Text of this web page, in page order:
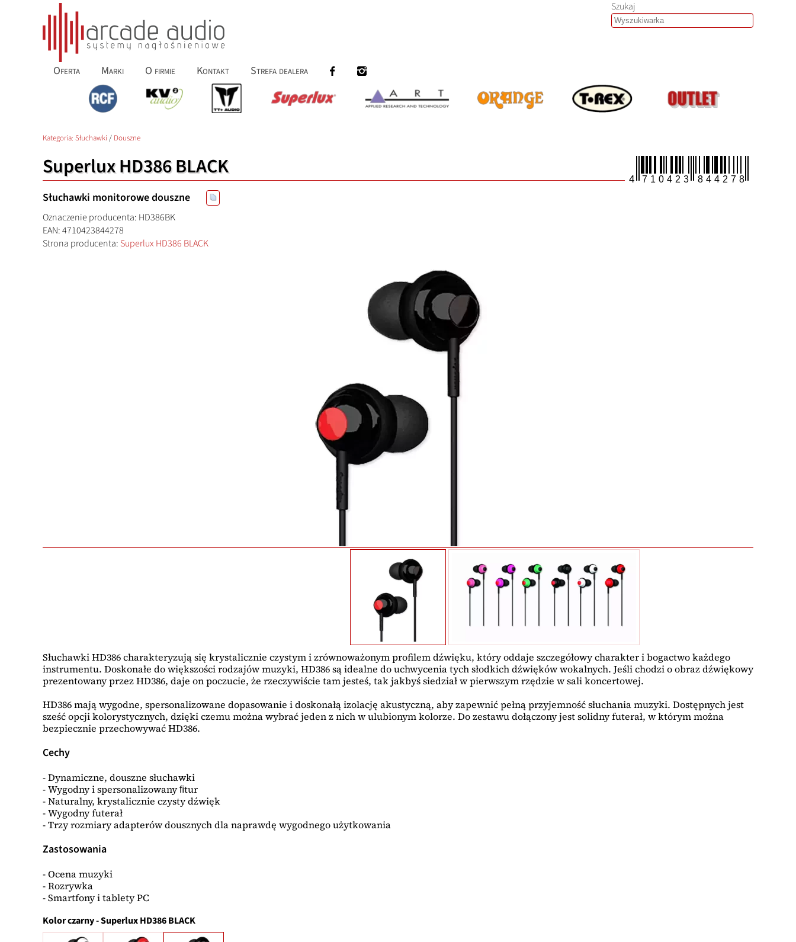
Szukaj
Oferta Marki O firmie Kontakt Strefa dealera
Kategoria: Słuchawki / Douszne
Superlux HD386 BLACK
Słuchawki monitorowe douszne
Oznaczenie producenta: HD386BK
EAN: 4710423844278
Strona producenta: Superlux HD386 BLACK
Słuchawki HD386 charakteryzują się krystalicznie czystym i zrównoważonym profilem dźwięku, który oddaje szczegółowy charakter i bogactwo każdego
instrumentu. Doskonałe do większości rodzajów muzyki, HD386 są idealne do uchwycenia tych słodkich dźwięków wokalnych. Jeśli chodzi o obraz dźwiękowy
prezentowany przez HD386, daje on poczucie, że rzeczywiście tam jesteś, tak jakbyś siedział w pierwszym rzędzie w sali koncertowej.
HD386 mają wygodne, spersonalizowane dopasowanie i doskonałą izolację akustyczną, aby zapewnić pełną przyjemność słuchania muzyki. Dostępnych jest
sześć opcji kolorystycznych, dzięki czemu można wybrać jeden z nich w ulubionym kolorze. Do zestawu dołączony jest solidny futerał, w którym można
bezpiecznie przechowywać HD386.
Cechy
- Dynamiczne, douszne słuchawki
- Wygodny i spersonalizowany ﬁtur
- Naturalny, krystalicznie czysty dźwięk
- Wygodny futerał
- Trzy rozmiary adapterów dousznych dla naprawdę wygodnego użytkowania
Zastosowania
- Ocena muzyki
- Rozrywka
- Smartfony i tablety PC
Kolorczarny-Superlux HD386 BLACK